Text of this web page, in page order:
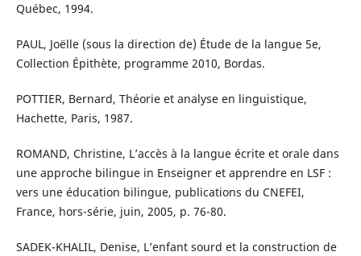
Québec, 1994.
PAUL, Joëlle (sous la direction de) Étude de la langue 5e,
Collection Épithète, programme 2010, Bordas.
POTTIER, Bernard, Théorie et analyse en linguistique,
Hachette, Paris, 1987.
ROMAND, Christine, L’accès à la langue écrite et orale dans
une approche bilingue in Enseigner et apprendre en LSF :
vers une éducation bilingue, publications du CNEFEI,
France, hors-série, juin, 2005, p. 76-80.
SADEK-KHALIL, Denise, L’enfant sourd et la construction de